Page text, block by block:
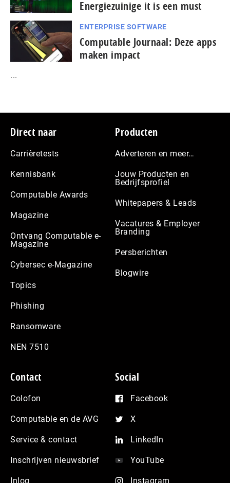
Energiezuinige it is een must
ENTERPRISE SOFTWARE
Computable Journaal: Deze apps
maken impact
...
Footer
Direct naar
Carrièretests
Kennisbank
Computable Awards
Magazine
Ontvang Computable e-
Magazine
Cybersec e-Magazine
Topics
Phishing
Ransomware
NEN 7510
Producten
Adverteren en meer…
Jouw Producten en
Bedrijfsprofiel
Whitepapers & Leads
Vacatures & Employer
Branding
Persberichten
Blogwire
Contact
Colofon
Computable en de AVG
Service & contact
Inschrijven nieuwsbrief
Inlog
Social
Facebook
X
LinkedIn
YouTube
Instagram